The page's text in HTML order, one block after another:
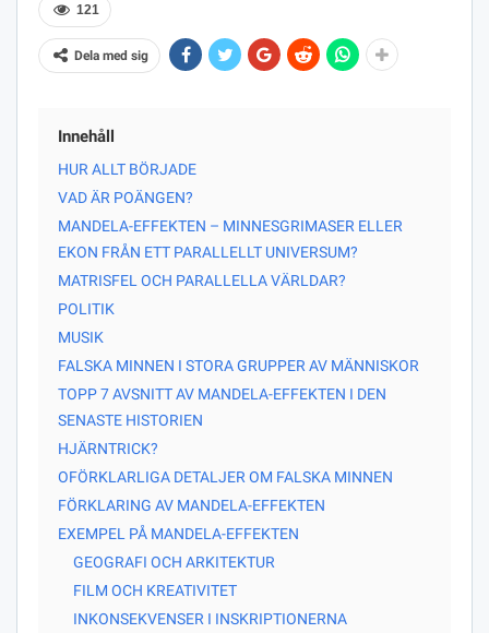
121
Dela med sig
Innehåll
HUR ALLT BÖRJADE
VAD ÄR POÄNGEN?
MANDELA-EFFEKTEN – MINNESGRIMASER ELLER
EKON FRÅN ETT PARALLELLT UNIVERSUM?
MATRISFEL OCH PARALLELLA VÄRLDAR?
POLITIK
MUSIK
FALSKA MINNEN I STORA GRUPPER AV MÄNNISKOR
TOPP 7 AVSNITT AV MANDELA-EFFEKTEN I DEN
SENASTE HISTORIEN
HJÄRNTRICK?
OFÖRKLARLIGA DETALJER OM FALSKA MINNEN
FÖRKLARING AV MANDELA-EFFEKTEN
EXEMPEL PÅ MANDELA-EFFEKTEN
GEOGRAFI OCH ARKITEKTUR
FILM OCH KREATIVITET
INKONSEKVENSER I INSKRIPTIONERNA